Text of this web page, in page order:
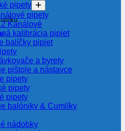
pipety
pipety
Kanálové
kalibrácia pipiet
balíčky pipiet
a byrety
pištole a nástavce
pipety
pipety
pipety
balóniky & Cumlíky
nádobky